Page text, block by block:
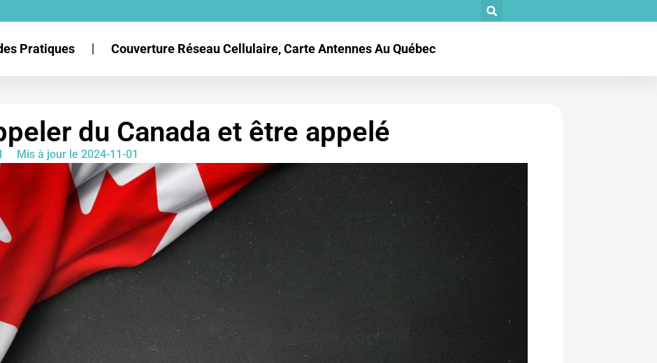
Pratiques Couverture Réseau Cellulaire, Carte Antennes Au Québec
du Canada et être appelé
Mis à jour le 2024-11-01